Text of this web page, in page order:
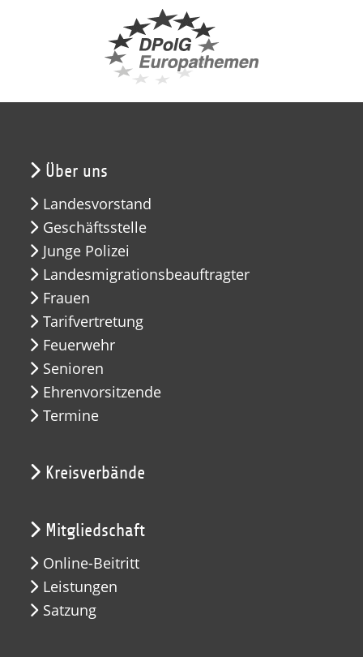
Über uns
Landesvorstand
Geschäftsstelle
Junge Polizei
Landesmigrationsbeauftragter
Frauen
Tarifvertretung
Feuerwehr
Senioren
Ehrenvorsitzende
Termine
Kreisverbände
Mitgliedschaft
Online-Beitritt
Leistungen
Satzung